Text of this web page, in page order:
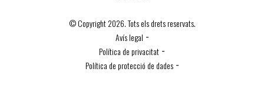
© Copyright 2026. Tots els drets reservats.
Avís legal -
Política de privacitat -
Política de protecció de dades-